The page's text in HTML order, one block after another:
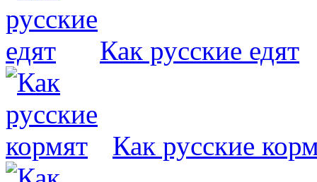
Как русские едят
Как русские